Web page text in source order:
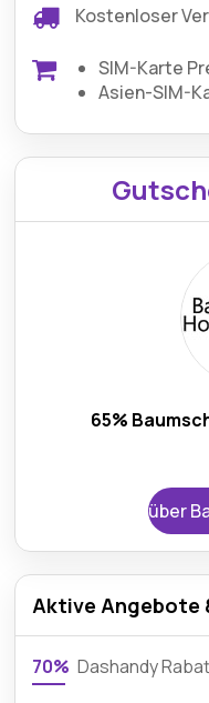
Kostenloser
SIM-Karte
Asien-SIM-
65%
Aktive Angebote
70% Dashandy